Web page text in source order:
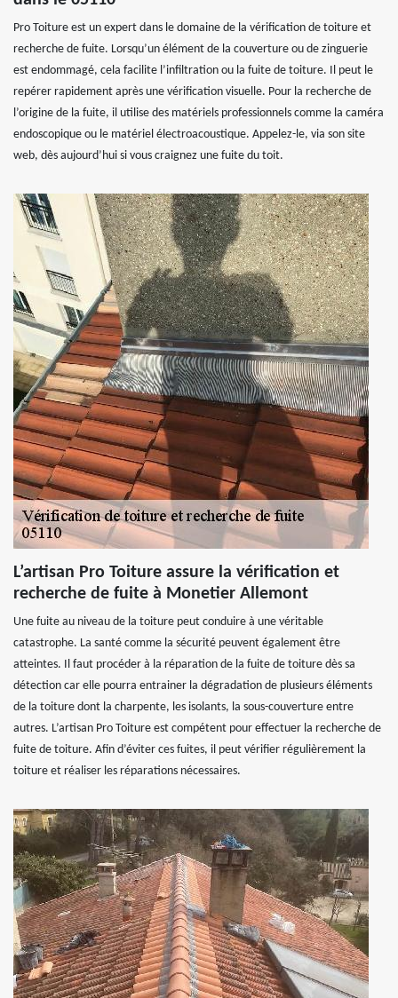
Pro Toiture est un expert dans le domaine de la vérification de toiture et
recherche de fuite. Lorsqu’un élément de la couverture ou de zinguerie
est endommagé, cela facilite l’infiltration ou la fuite de toiture. Il peut le
repérer rapidement après une vérification visuelle. Pour la recherche de
l’origine de la fuite, il utilise des matériels professionnels comme la caméra
endoscopique ou le matériel électroacoustique. Appelez-le, via son site
web, dès aujourd’hui si vous craignez une fuite du toit.
L’artisan Pro Toiture assure la vérification et
recherche de fuite à Monetier Allemont
Une fuite au niveau de la toiture peut conduire à une véritable
catastrophe. La santé comme la sécurité peuvent également être
atteintes. Il faut procéder à la réparation de la fuite de toiture dès sa
détection car elle pourra entrainer la dégradation de plusieurs éléments
de la toiture dont la charpente, les isolants, la sous-couverture entre
autres. L’artisan Pro Toiture est compétent pour effectuer la recherche de
fuite de toiture. Afin d’éviter ces fuites, il peut vérifier régulièrement la
toiture et réaliser les réparations nécessaires.